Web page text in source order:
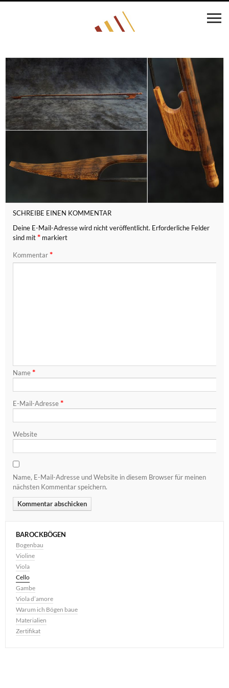
SCHREIBE EINEN KOMMENTAR
Deine E-Mail-Adresse wird nicht veröffentlicht. Erforderliche Felder
sind mit* markiert
Kommentar*
Name*
E-Mail-Adresse*
Website
Name, E-Mail-Adresse und Website in diesem Browser für meinen
nächsten Kommentar speichern.
BAROCKBÖGEN
Bogenbau
Violine
Viola
Cello
Gambe
Viola d’amore
Warum ich Bögen baue
Materialien
Zertifikat